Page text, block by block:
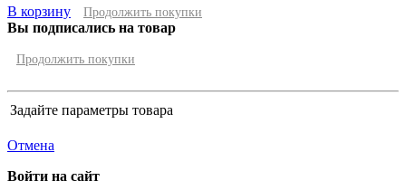
В корзину Продолжить покупки
Вы подписались на товар
Продолжить покупки
Задайте параметры товара
Отмена
Войти на сайт